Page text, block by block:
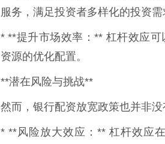
服务，满足投资者多样化的投资
* **提升市场效率：** 杠杆效应
资源的优化配置。
**潜在风险与挑战**
然而，银行配资放宽政策也并非没
* **风险放大效应：** 杠杆效应